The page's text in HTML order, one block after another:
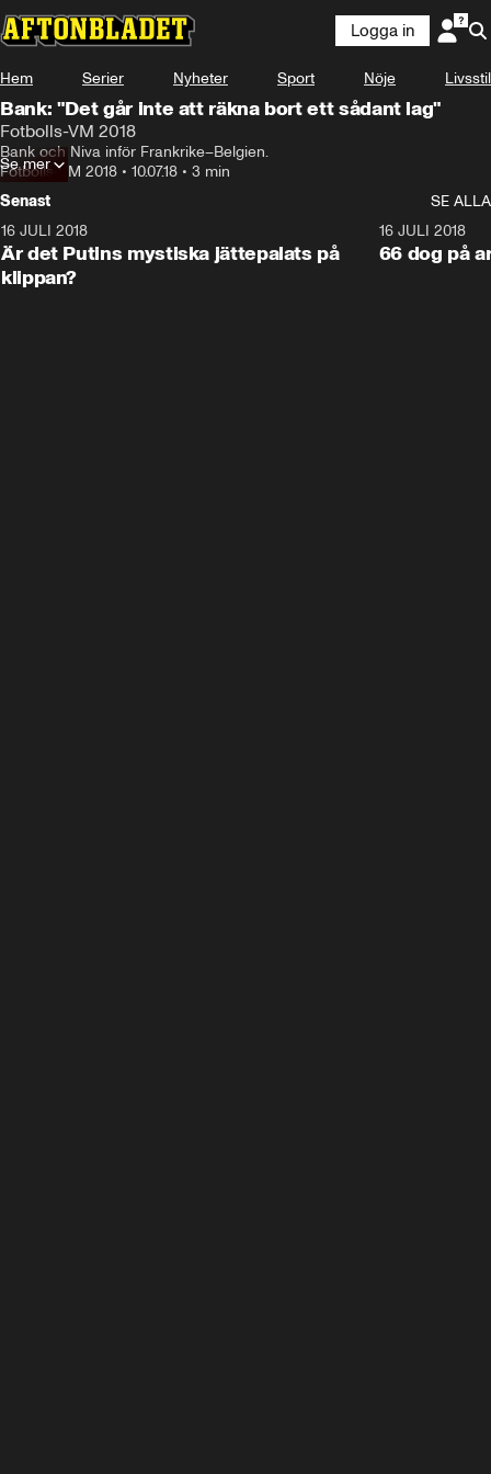
Logga in
Hem Serier Nyheter Sport Nöje Livsstil
Bank: "Det går inte att räkna bort ett sådant lag"
Fotbolls-VM 2018
Bank och Niva inför Frankrike–Belgien.
Fotbolls-VM 2018 • 10.07.18 • 3 min
Se mer
Senast
SE ALLA
16 JULI 2018
Är det Putins mystiska jättepalats på
klippan?
16 JULI 2018
66 dog på